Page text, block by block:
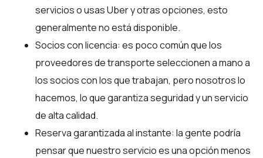
servicios o usas Uber y otras opciones, esto
generalmente no está disponible.
Socios con licencia: es poco común que los
proveedores de transporte seleccionen a mano a
los socios con los que trabajan, pero nosotros lo
hacemos, lo que garantiza seguridad y un servicio
de alta calidad.
Reserva garantizada al instante: la gente podría
pensar que nuestro servicio es una opción menos